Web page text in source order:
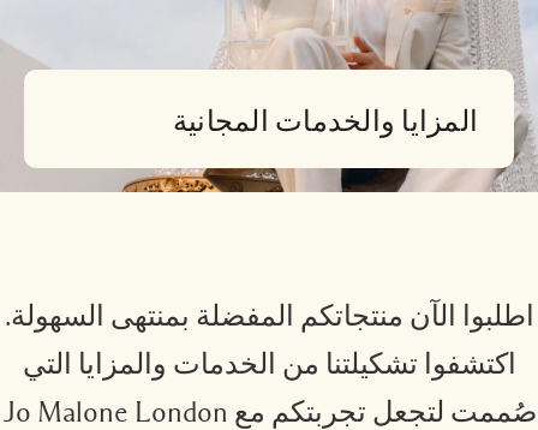
خشبي
المزايا والخدمات المجانية
الآن منتجاتكم المفضلة بمنتهى السهولة.
اكتشفوا تشكيلتنا من الخدمات والمزايا التي
صُممت لتجعل تجربتكم مع Jo Malone London